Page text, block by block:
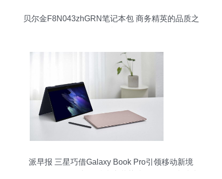
贝尔金F8N043zhGRN笔记本包 商务精英的品质之
派早报 三星巧借Galaxy Book Pro引领移动新境